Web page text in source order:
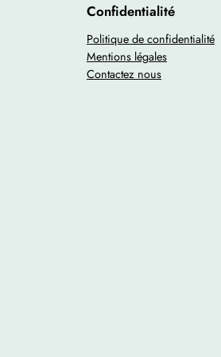
Confidentialité
Politique de confidentialité
Mentions légales
Contactez nous